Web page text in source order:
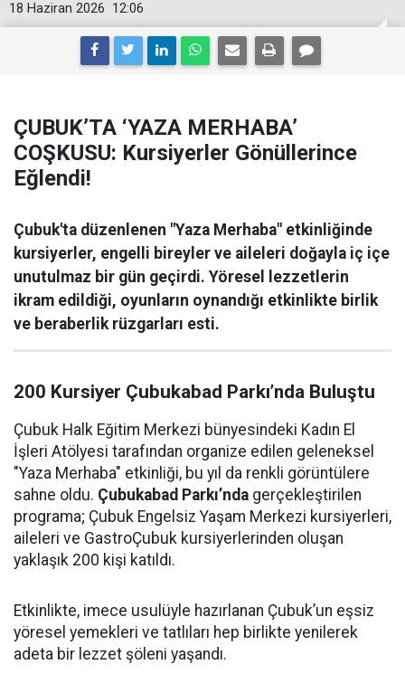
12:06
18 Haziran 2026
ÇUBUK’TA ‘YAZA MERHABA’
COŞKUSU: Kursiyerler Gönüllerince
Eğlendi!
Çubuk'ta düzenlenen "Yaza Merhaba" etkinliğinde
kursiyerler, engelli bireyler ve aileleri doğayla iç içe
unutulmaz bir gün geçirdi. Yöresel lezzetlerin
ikram edildiği, oyunların oynandığı etkinlikte birlik
ve beraberlik rüzgarları esti.
200 Kursiyer Çubukabad Parkı’nda Buluştu
Çubuk Halk Eğitim Merkezi bünyesindeki Kadın El
İşleri Atölyesi tarafından organize edilen geleneksel
"Yaza Merhaba" etkinliği, bu yıl da renkli görüntülere
sahne oldu. Çubukabad Parkı’nda gerçekleştirilen
programa; Çubuk Engelsiz Yaşam Merkezi kursiyerleri,
aileleri ve GastroÇubuk kursiyerlerinden oluşan
yaklaşık 200 kişi katıldı.
Etkinlikte, imece usulüyle hazırlanan Çubuk’un eşsiz
yöresel yemekleri ve tatlıları hep birlikte yenilerek
adeta bir lezzet şöleni yaşandı.